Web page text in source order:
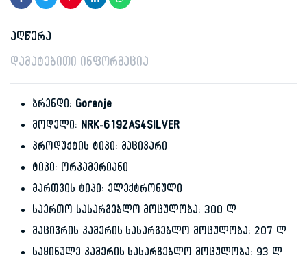
აღწერა
დამატებითი ინფორმაცია
ბრენდი: Gorenje
მოდელი: NRK-6192AS4SILVER
პროდუქტის ტიპი: მაცივარი
ტიპი: ორკამერიანი
მართვის ტიპი: ელექტრონული
საერთო სასარგებლო მოცულობა: 300 ლ
მაცივრის კამერის სასარგებლო მოცულობა: 207 ლ